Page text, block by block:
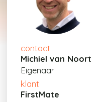
contact
Michiel van Noort
Eigenaar
klant
FirstMate